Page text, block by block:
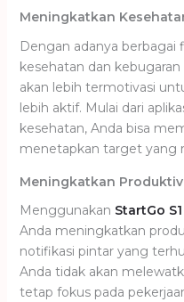
Meningkatkan
Dengan adanya
kesehatan dan kebugaran
akan lebih termotivasi
lebih aktif. Mulai dari
kesehatan, Anda bisa
menetapkan target yang
Meningkatkan
Menggunakan StartGo
Anda meningkatkan
notifikasi pintar yang
Anda tidak akan
tetap fokus pada